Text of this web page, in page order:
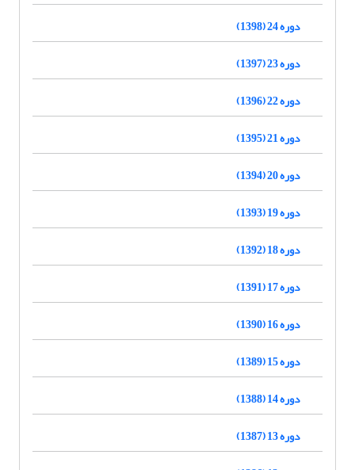
دوره 24 (1398)
دوره 23 (1397)
دوره 22 (1396)
دوره 21 (1395)
دوره 20 (1394)
دوره 19 (1393)
دوره 18 (1392)
دوره 17 (1391)
دوره 16 (1390)
دوره 15 (1389)
دوره 14 (1388)
دوره 13 (1387)